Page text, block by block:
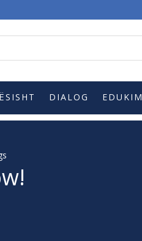
DIALOG EDUKIM